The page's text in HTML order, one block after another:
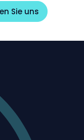
Sie uns